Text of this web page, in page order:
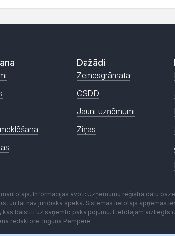
Dažādi
Zemesgrāmata
CSDD
Jauni uzņēmumi
Ziņas
Informācijas avoti: Uzņēmumu reģistra datu
un tai nav juridiska spēka. Sistēmas lietotājs apņemas
balstīti uz saņemto pakalpojumu. Lietotājam aizliegts
redaktore: Ingūna Pempere.